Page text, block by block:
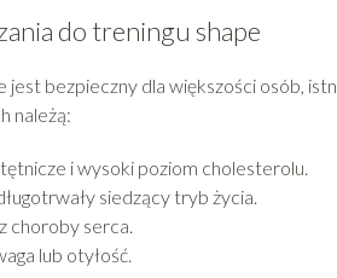
do treningu shape
jest bezpieczny dla większości osób,
należą:
i wysoki poziom cholesterolu.
siedzący tryb życia.
choroby serca.
lub otyłość.